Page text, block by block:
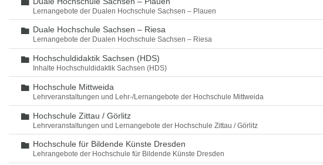
Lernangebote der Dualen Hochschule Sachsen – Plauen
Ordner
Duale Hochschule Sachsen – Riesa
Lernangebote der Dualen Hochschule Sachsen – Riesa
Ordner
Hochschuldidaktik Sachsen (HDS)
Inhalte Hochschuldidaktik Sachsen (HDS)
Ordner
Hochschule Mittweida
Lehrveranstaltungen und Lehr-/Lernangebote der Hochschule Mittweida
Ordner
Hochschule Zittau / Görlitz
Lehrveranstaltungen und Lernangebote der Hochschule Zittau / Görlitz
Ordner
Hochschule für Bildende Künste Dresden
Lehrangebote der Hochschule für Bildende Künste Dresden